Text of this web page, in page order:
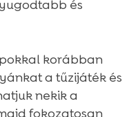
és
korábban
a tűzijáték és
nekik a
fokozatosan